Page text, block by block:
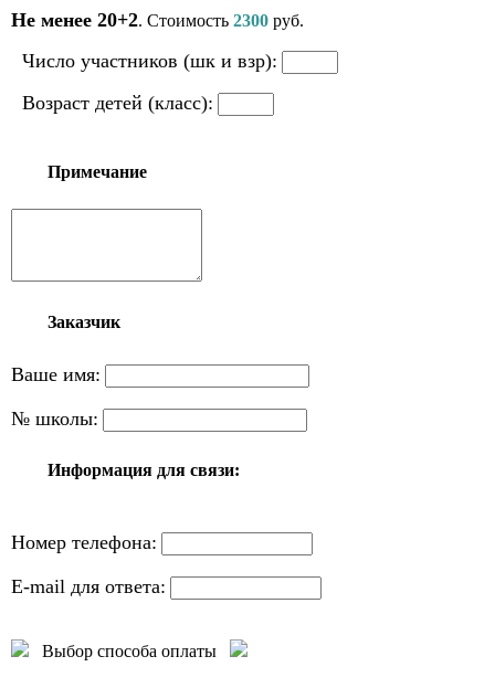
Не менее 20+2. Стоимость 2300 руб.
Число участников (шк и взр):
Возраст детей (класс):
Примечание
Заказчик
Ваше имя:
№ школы:
Информация для связи:
Номер телефона:
E-mail для ответа:
Выбор способа оплаты